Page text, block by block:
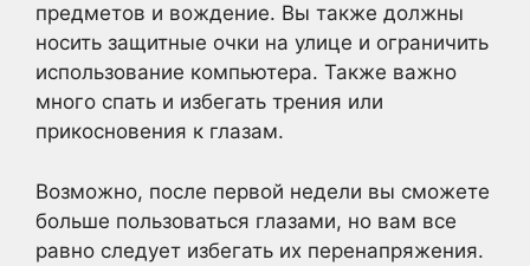
предметов и вождение. Вы также должны
носить защитные очки на улице и ограничить
использование компьютера. Также важно
много спать и избегать трения или
прикосновения к глазам.
Возможно, после первой недели вы сможете
больше пользоваться глазами, но вам все
равно следует избегать их перенапряжения.